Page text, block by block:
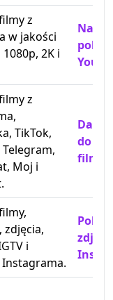
z
w jakości
1080p, 2K i
z
TikTok,
Telegram,
Moj i
do
zdjęcia,
i